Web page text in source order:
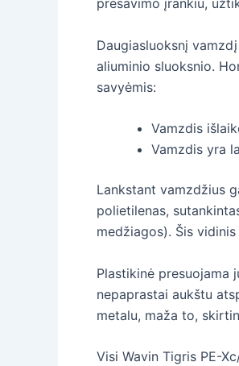
Daugiasluoksnį
aliuminio sluoksnio.
savyėmis:
Vamzdis
Vamzdis yra
Lankstant vamzdžius
polietilenas,
medžiagos). Šis
Plastikinė presuojama
nepaprastai aukštu
metalu, maža to,
Visi Wavin Tigris PE-